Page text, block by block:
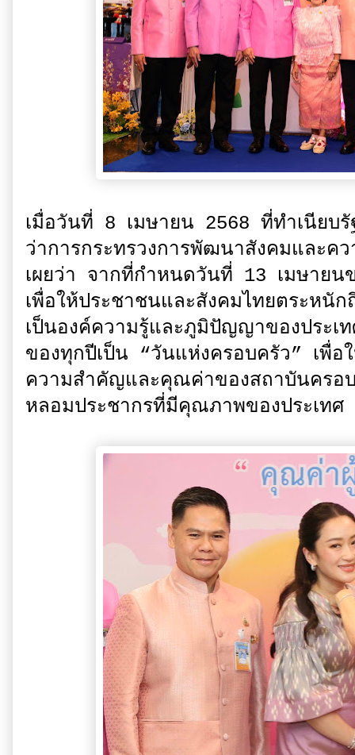
เมื่อวันที่ 8 เมษายน 2568 ที่ทำเนียบ
ว่าการกระทรวงการพัฒนาสังคมแล
เผยว่า จากที่กำหนดวันที่ 13 เมษายน
เพื่อให้ประชาชนและสังคมไทยตระห
เป็นองค์ความรู้และภูมิปัญญาของประ
ของทุกปีเป็น “วันแห่งครอบครัว” เพื่อ
ความสำคัญและคุณค่าของสถาบันครอ
หลอมประชากรที่มีคุณภาพของประเทศ